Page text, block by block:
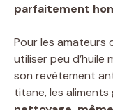
parfaitement
Pour les amateurs
utiliser peu d’huile
son revêtement
titane, les